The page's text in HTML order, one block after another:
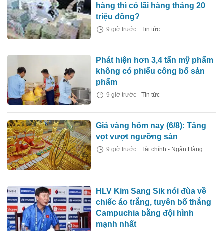
hàng thì có lãi hàng tháng 20
triệu đồng?
9 giờ trước Tin tức
Phát hiện hơn 3,4 tấn mỹ phẩm
không có phiếu công bố sản
phẩm
9 giờ trước Tin tức
Giá vàng hôm nay (6/8): Tăng
vọt vượt ngưỡng sàn
9 giờ trước Tài chính - Ngân Hàng
HLV Kim Sang Sik nói đùa về
chiếc áo trắng, tuyên bố thắng
Campuchia bằng đội hình
mạnh nhất